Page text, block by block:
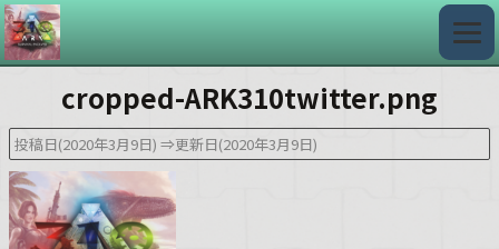
cropped-ARK310twitter.png
投稿日(2020年3月9日) ⇒更新日(2020年3月9日)